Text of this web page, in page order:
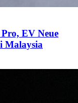
EV Neue
Malaysia